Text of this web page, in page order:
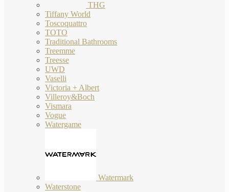
THG
Tiffany World
Toscoquattro
TOTO
Traditional Bathrooms
Treemme
Treesse
UWD
Vaselli
Victoria + Albert
Villeroy&Boch
Vismara
Vogue
Watergame
Watermark
Waterstone